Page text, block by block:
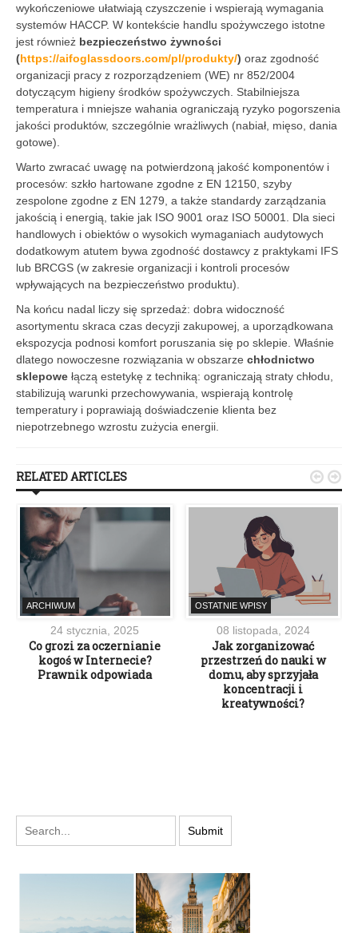
wykończeniowe ułatwiają czyszczenie i wspierają wymagania
systemów HACCP. W kontekście handlu spożywczego istotne
jest również bezpieczeństwo żywności
(https://aifoglassdoors.com/pl/produkty/) oraz zgodność
organizacji pracy z rozporządzeniem (WE) nr 852/2004
dotyczącym higieny środków spożywczych. Stabilniejsza
temperatura i mniejsze wahania ograniczają ryzyko pogorszenia
jakości produktów, szczególnie wrażliwych (nabiał, mięso, dania
gotowe).
Warto zwracać uwagę na potwierdzoną jakość komponentów i
procesów: szkło hartowane zgodne z EN 12150, szyby
zespolone zgodne z EN 1279, a także standardy zarządzania
jakością i energią, takie jak ISO 9001 oraz ISO 50001. Dla sieci
handlowych i obiektów o wysokich wymaganiach audytowych
dodatkowym atutem bywa zgodność dostawcy z praktykami IFS
lub BRCGS (w zakresie organizacji i kontroli procesów
wpływających na bezpieczeństwo produktu).
Na końcu nadal liczy się sprzedaż: dobra widoczność
asortymentu skraca czas decyzji zakupowej, a uporządkowana
ekspozycja podnosi komfort poruszania się po sklepie. Właśnie
dlatego nowoczesne rozwiązania w obszarze chłodnictwo
sklepowe łączą estetykę z techniką: ograniczają straty chłodu,
stabilizują warunki przechowywania, wspierają kontrolę
temperatury i poprawiają doświadczenie klienta bez
niepotrzebnego wzrostu zużycia energii.
RELATED ARTICLES
ARCHIWUM
24 stycznia, 2025
Co grozi za oczernianie
kogoś w Internecie?
Prawnik odpowiada
OSTATNIE WPISY
08 listopada, 2024
Jak zorganizować
przestrzeń do nauki w
domu, aby sprzyjała
koncentracji i
kreatywności?
 